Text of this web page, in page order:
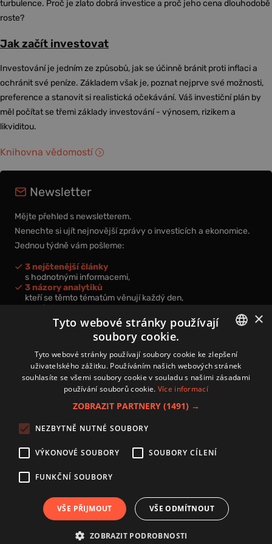
turbulence. Proč je zlato dobrá investice a proč jeho cena dlouhodobě
roste?
Jak začít investovat
Investování je jedním ze způsobů, jak se účinně bránit proti inflaci a
ochránit své peníze. Základem však je, poznat nejprve své možnosti,
preference a stanovit si realistická očekávání. Váš investiční plán by
měl počítat se třemi základy investování - výnosem, rizikem a
likviditou.
Knihovna vědomostí
Newsletter
Mějte přehled s newsletterem.
Nenechte si ujít nejnovější zprávy o investicích a ekonomice.
Jednou týdně vám pošleme:
3 nejčtenější články
s hodnotnými informacemi,
3 názory analytiků
kteří se těmto tématům věnují každý den,
nová videa a podcasty
k prohloubení vašich znalostí.
Přihlášením k newsletteru vyjadřujete svůj souhlas spodmínkami
zpracování osobních údajů.
Zásady používání souborů cookies
Autoři
Nastavení cookies
Publikování nebo další šíření obsahu serveru www.investice.cz není možné bez
CZECH
×
Tyto webové stránky používají
soubory cookie.
Tyto webové stránky používají soubory cookie ke zlepšení
uživatelského zážitku. Používáním našich webových stránek
souhlasíte se všemi soubory cookie v souladu s našimi zásadami
používání souborů cookie. Více informací
ZOBRAZIT PARTNERY (1491) →
NEZBYTNĚ NUTNÉ SOUBORY
VÝKONOVÉ SOUBORY SOUBORY CÍLENÍ
FUNKČNÍ SOUBORY
VŠE PŘIJMOUT VŠE ODMÍTNOUT
ZOBRAZIT PODROBNOSTI